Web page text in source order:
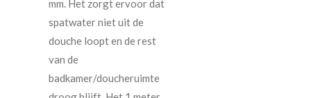
mm. Het zorgt ervoor dat
spatwater niet uit de
douche loopt en de rest
van de
badkamer/doucheruimte